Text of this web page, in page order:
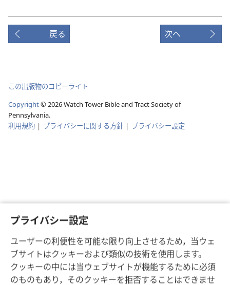
プライバシー設定
ユーザーの利便性を可能な限り向上させるため，当ウェ
ブサイトはクッキーおよび類似の技術を使用します。
クッキーの中には当ウェブサイトが機能するために必須
のものもあり，そのクッキーを拒否することはできませ
戻る 次へ
この出版物のコピーライト
Copyright© 2026Watch Tower Bible and Tract Society of
Pennsylvania.
利用規約 | プライバシーに関する方針 | プライバシー設定